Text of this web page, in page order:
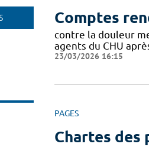
Comptes
contre la douleur
agents du CHU
23/03/2026 16:15
PAGES
Chartes des